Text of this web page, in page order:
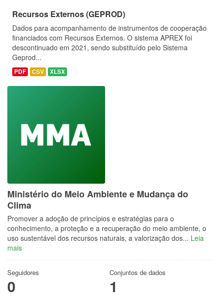
Recursos Externos (GEPROD)
Dados para acompanhamento de instrumentos de cooperação
financiados com Recursos Externos. O sistema APREX foi
descontinuado em 2021, sendo substituído pelo Sistema
Geprod...
PDF CSV XLSX
Ministério do Meio Ambiente e Mudança do
Clima
Promover a adoção de princípios e estratégias para o
conhecimento, a proteção e a recuperação do meio ambiente, o
uso sustentável dos recursos naturais, a valorização dos... Leia
mais
Seguidores
0
Conjuntos de dados
1